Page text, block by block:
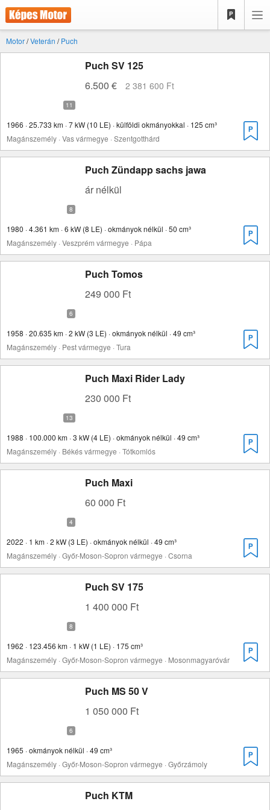
Motor/Veterán /Puch
Puch SV 125
6.500 €
2 381 600 Ft
1966 · 25.733 km · 7 kW (10 LE) · külföldi okmányokkal · 125 cm³
Magánszemély · Vas vármegye · Szentgotthárd
Puch Zündapp sachs jawa
ár nélkül
1980 · 4.361 km · 6 kW (8 LE) · okmányok nélkül · 50 cm³
Magánszemély · Veszprém vármegye · Pápa
Puch Tomos
249 000 Ft
1958 · 20.635 km · 2 kW (3 LE) · okmányok nélkül · 49 cm³
Magánszemély · Pest vármegye · Tura
Puch Maxi Rider Lady
230 000 Ft
1988 · 100.000 km · 3 kW (4 LE) · okmányok nélkül · 49 cm³
Magánszemély · Békés vármegye · Tótkomlós
Puch Maxi
60 000 Ft
2022 · 1 km · 2 kW (3 LE) · okmányok nélkül · 49 cm³
Magánszemély · Győr-Moson-Sopron vármegye · Csorna
Puch SV 175
1 400 000 Ft
1962 · 123.456 km · 1 kW (1 LE) · 175 cm³
Magánszemély · Győr-Moson-Sopron vármegye · Mosonmagyaróvár
Puch MS 50 V
1 050 000 Ft
1965 · okmányok nélkül · 49 cm³
Magánszemély · Győr-Moson-Sopron vármegye · Győrzámoly
Puch KTM